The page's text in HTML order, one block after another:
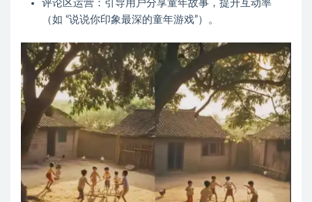
评论区运营：引导用户分享童年故事，提升互动率
（如 “说说你印象最深的童年游戏”）。